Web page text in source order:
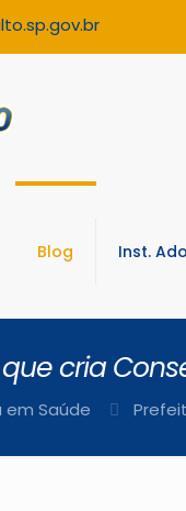
Blog Inst.
cria
em Saúde